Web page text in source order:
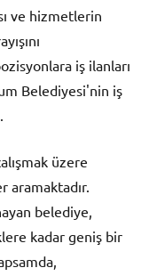
ve hizmetlerin
iş ilanları
Belediyesi'nin iş
üzere
aramaktadır.
belediye,
kadar geniş bir